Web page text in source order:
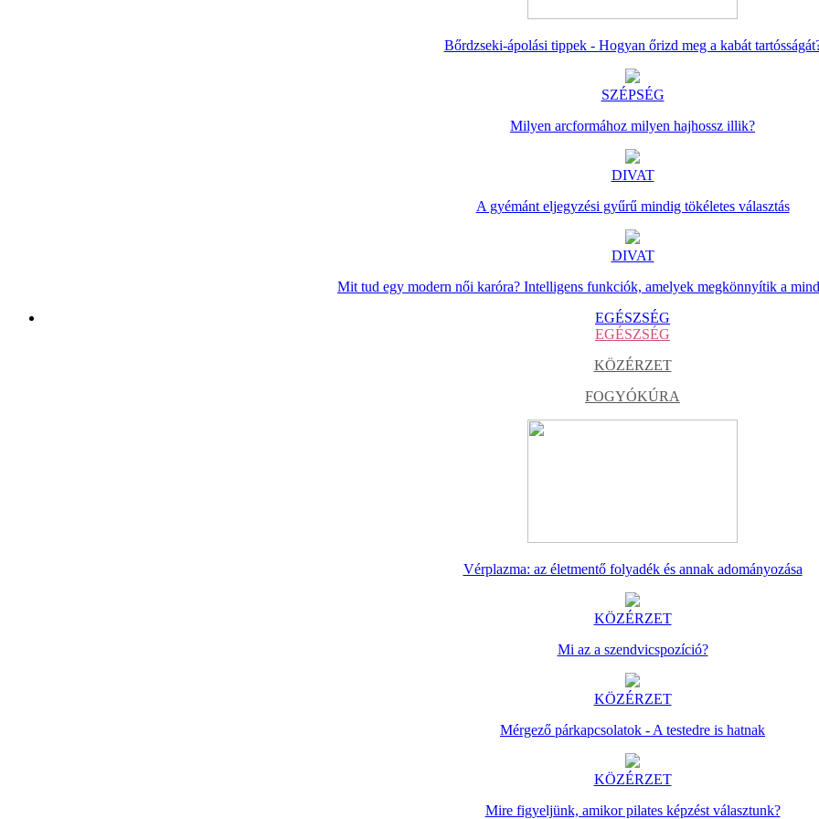
Bőrdzseki-ápolási tippek - Hogyan őrizd meg a kabát
SZÉPSÉG
Milyen arcformához milyen hajhossz illik?
DIVAT
A gyémánt eljegyzési gyűrű mindig tökéletes választás
DIVAT
Mit tud egy modern női karóra? Intelligens funkciók, amelyek megkönnyítik a
EGÉSZSÉG
EGÉSZSÉG
KÖZÉRZET
FOGYÓKÚRA
Vérplazma: az életmentő folyadék és annak adományozása
KÖZÉRZET
Mi az a szendvicspozíció?
KÖZÉRZET
Mérgező párkapcsolatok - A testedre is hatnak
KÖZÉRZET
Mire figyeljünk, amikor pilates képzést választunk?